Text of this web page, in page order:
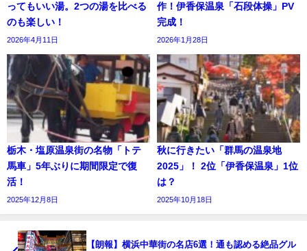
ってもいい湯。2つの湯を比べる
のも楽しい！
2026年4月11日
作！伊香保温泉「石段体操」PV
完成！
2026年1月28日
栃木・塩原温泉街の名物「トテ
馬車」5年ぶりに期間限定で復
活！
2025年12月8日
秋に行きたい「群馬の温泉地
2025」！ 2位「伊香保温泉」1位
は？
2025年10月18日
【朗報】横浜中華街の名店6選！通も認める絶品グル